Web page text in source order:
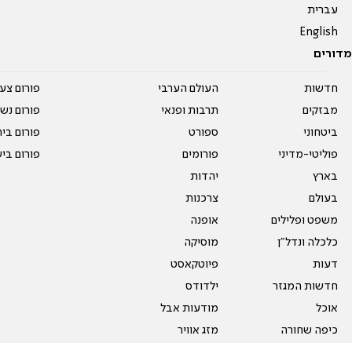
עברית
English
מדורים
חדשות
מבזקים
ביטחוני
פוליטי-מדיני
בארץ
בעולם
משפט ופלילים
כלכלה ונדל"ן
דעות
חדשות המגזר
אוכל
כיפה שחורה
העולם הערבי
תרבות ופנאי
ספורט
פורומים
יהדות
צרכנות
אופנה
מוסיקה
פיוטקאסט
ילדודס
מודעות אבל
מזג אוויר
פורום
פורום
פורום
פורום